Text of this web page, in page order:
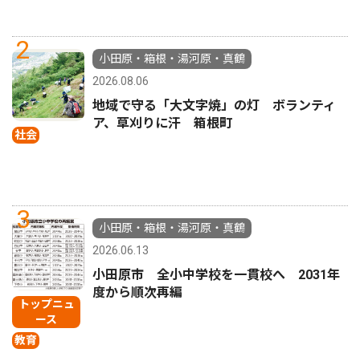
2
社会
小田原・箱根・湯河原・真鶴
2026.08.06
地域で守る「大文字焼」の灯 ボランティ
ア、草刈りに汗 箱根町
3
トップニュ
ース
教育
小田原・箱根・湯河原・真鶴
2026.06.13
小田原市 全小中学校を一貫校へ 2031年
度から順次再編